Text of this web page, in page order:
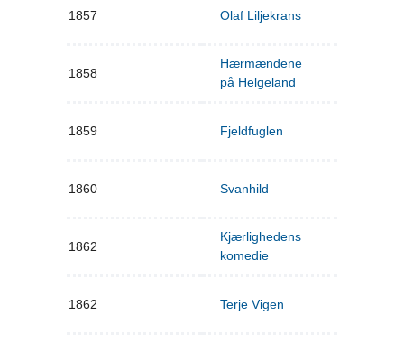
1857 Olaf Liljekrans
1858
Hærmændene
på Helgeland
1859 Fjeldfuglen
1860 Svanhild
1862
Kjærlighedens
komedie
1862 Terje Vigen